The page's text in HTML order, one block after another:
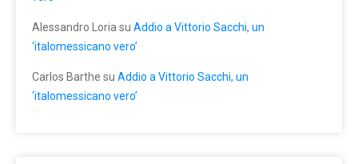
Alessandro Loria su Addio a Vittorio Sacchi, un
‘italomessicano vero’
Carlos Barthe su Addio a Vittorio Sacchi, un
‘italomessicano vero’